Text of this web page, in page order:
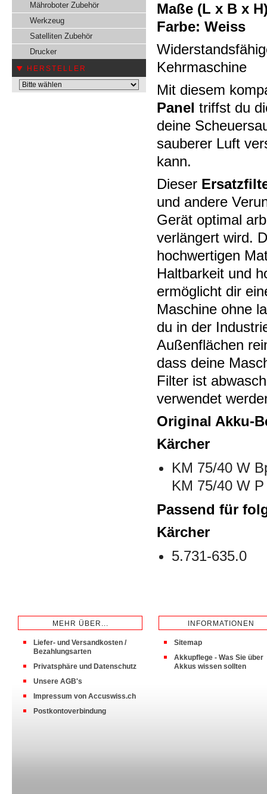
Mähroboter Zubehör
Werkzeug
Satelliten Zubehör
Drucker
HERSTELLER
Maße (L x B x
Farbe: Weiss
Kehrmaschine
Mit diesem
Panel triffst du
deine
sauberer Luft
kann.
Dieser
und andere
Gerät optimal
verlängert wird.
hochwertigen
Haltbarkeit und
ermöglicht dir
Maschine ohne
du in der
Außenflächen
dass deine
Filter ist
verwendet
Original Akku-
Kärcher
KM 75/40 W
KM 75/40 W
Passend für
Kärcher
5.731-635.0
MEHR ÜBER...
Liefer- und Versandkosten /
Bezahlungsarten
Privatsphäre und Datenschutz
Unsere AGB's
Impressum von Accuswiss.ch
Postkontoverbindung
INFORMATIONEN
Sitemap
Akkupflege - Was Sie über
Akkus wissen sollten